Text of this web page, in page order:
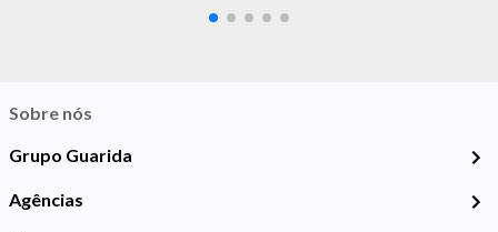
Sobre nós
Grupo Guarida
Agências